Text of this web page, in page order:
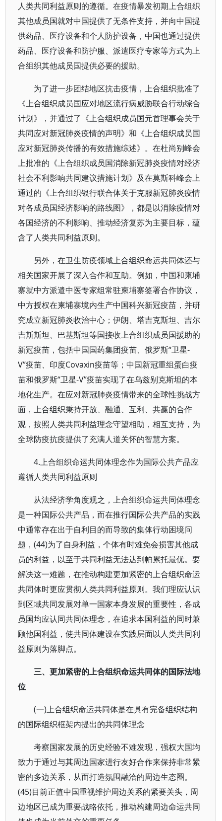
人类共同利益原则的遵循。在疫情暴发初期上合组织
其他成员国就对中国提供了无条件支持，并向中国提
供药品、医疗设备和个人防护设备，中国也通过提供
药品、医疗设备和防护服、派遣医疗专家等方式为上
合组织其他成员国提供必要的援助。
为了进一步团结地区抗击疫情，上合组织批准了
《上合组织成员国应对地区流行病威胁联合行动综合
计划》，并通过了《上合组织成员国元首理事会关于
共同应对新冠肺炎疫情的声明》和《上合组织成员国
应对新冠肺炎传播的有效措施综述》。在杜尚别峰会
上批准的《上合组织成员国消除新冠肺炎疫情对经济
社会不利影响共同建议措施计划》及在莫斯科峰会上
通过的《上合组织银行联合体关于克服新冠肺炎疫情
对各成员国经济影响的路线图》，都是以消除疫情对
各国经济的不利影响、推动经济复苏为主要目标，蕴
含了人类共同利益原则。
另外，在卫生防疫领域上合组织命运共同体还与
相关国家开展了深入合作和互助。例如，中国和柬埔
寨就中方派遣中医专家组常驻柬埔寨签署合作协议，
中方授权在柬埔寨境内生产中国科兴新冠疫苗，并研
究成立新冠肺炎收治中心；伊朗、塔吉克斯坦、吉尔
吉斯斯坦、巴基斯坦等国接收上合组织成员国援助的
新冠疫苗，包括中国国药集团疫苗、俄罗斯“卫星-
V”疫苗、印度Covaxin疫苗等；中国新冠重组蛋白疫
苗和俄罗斯“卫星-V”疫苗实现了在乌兹别克斯坦的本
地化生产。在应对新冠肺炎疫情带来的全球性挑战方
面，上合组织秉持开放、融通、互利、共赢的合作
观，按照人类共同利益理念守望相助，相互支持，为
全球防疫抗疫提供了充满人道关怀的智慧方案。
4.上合组织命运共同体理念作为国际公共产品应
遵循人类共同利益原则
从法经济学角度观之，上合组织命运共同体理念
是一种国际公共产品，而在推行国际公共产品的实践
中通常存在出于自利目的而导致的集体行动困境问
题，(44)为了自身利益，个体有时难免会损害其他成
员的利益，以至于共同利益无法达到帕累托最优。要
解决这一难题，在推动构建更加紧密的上合组织命运
共同体时更应贯彻人类共同利益原则。我们理应认识
到区域共同发展对单一国家本身发展的重要性，各成
员国均应认同共同体理念，在追求本国利益的同时兼
顾他国利益，使共同体建设在实践层面以人类共同利
益原则为落脚点。
三、更加紧密的上合组织命运共同体的国际法地
位
(一)上合组织命运共同体是在具有完备组织结构
的国际组织框架内提出的共同体理念
考察国家发展的历史经验不难发现，强权大国均
致力于通过与其周边国家进行友好合作来保持非常紧
密的多边关系，从而打造氛围融洽的周边生态圈。
(45)目前正值中国重视维护周边关系的紧要关头，周
边地区已成为重要战略依托，推动构建周边命运共同